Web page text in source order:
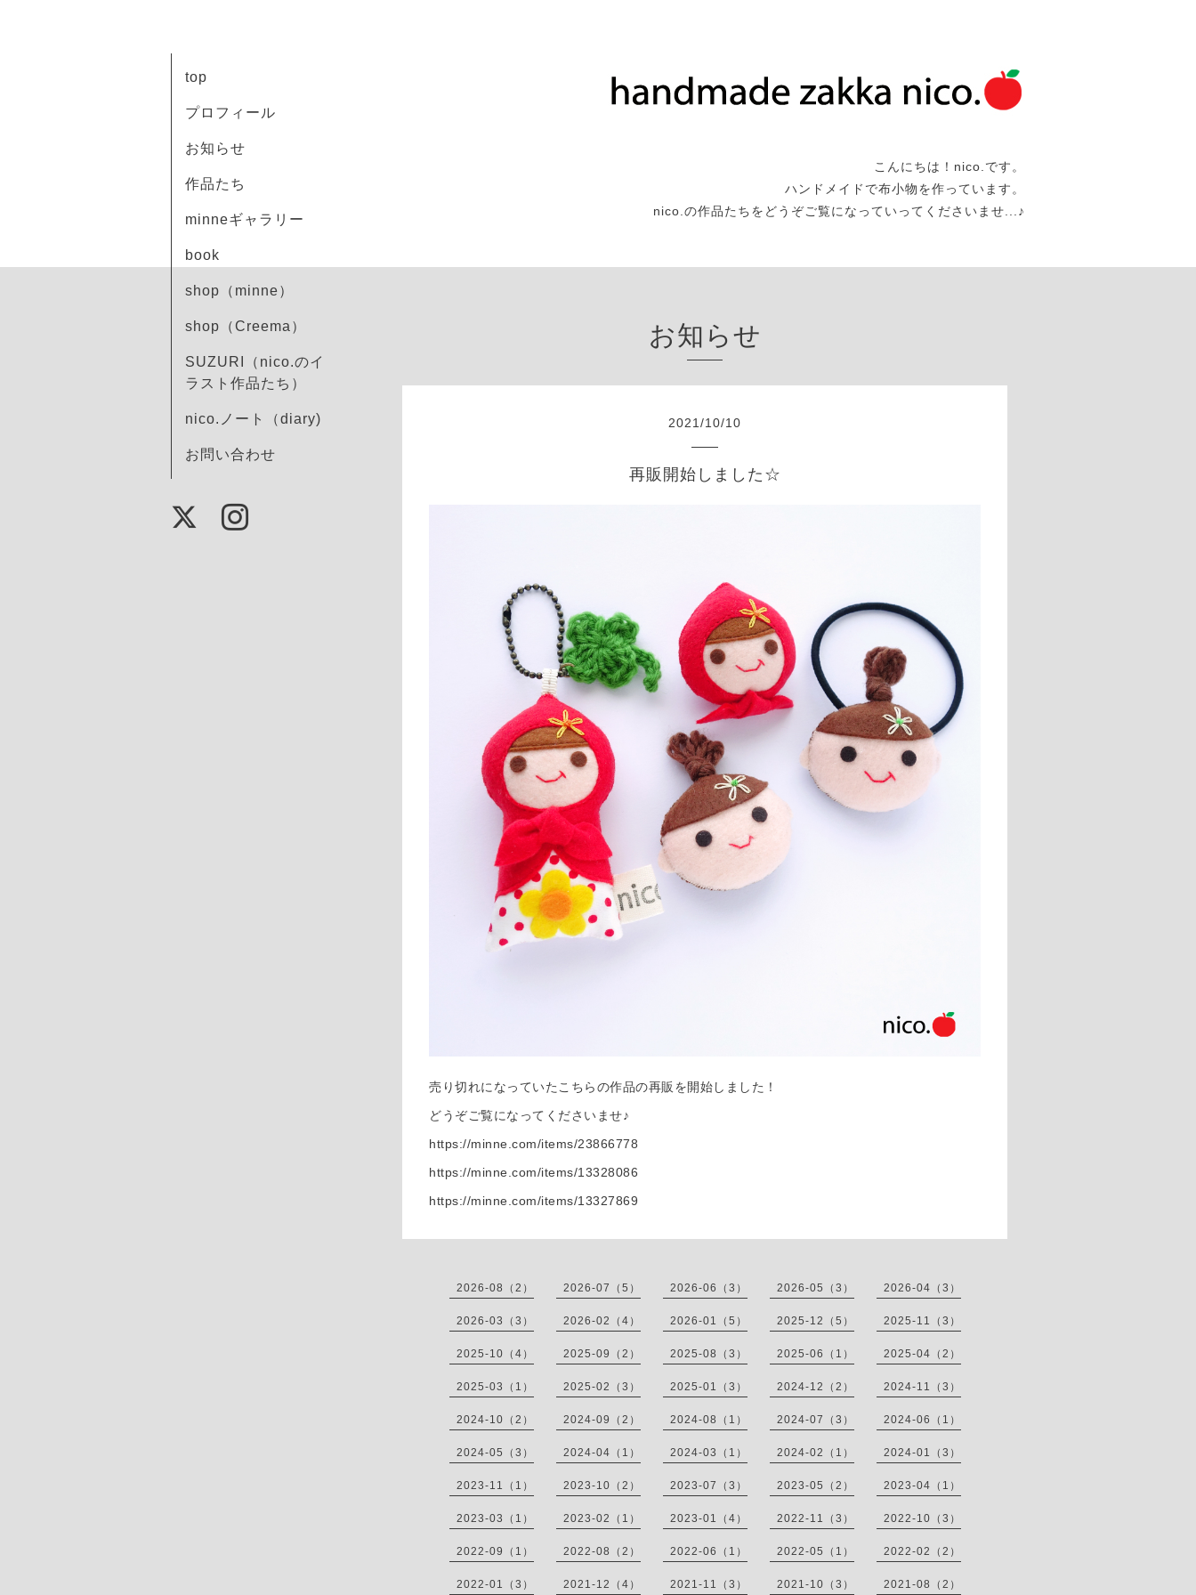
こんにちは！nico.です。
ハンドメイドで布小物を作っています。
nico.の作品たちをどうぞご覧になっていってくださいませ...♪
top
プロフィール
お知らせ
作品たち
minneギャラリー
book
shop（minne）
shop（Creema）
SUZURI（nico.のイ
ラスト作品たち）
nico.ノート（diary)
お問い合わせ
お知らせ
2021 /10/10
再販開始しました☆
売り切れになっていたこちらの作品の再販を開始しました！
どうぞご覧になってくださいませ♪
https://minne.com/items/23866778
https://minne.com/items/13328086
https://minne.com/items/13327869
2026-08（2） 2026-07（5） 2026-06（3） 2026-05（3） 2026-04（3）
2026-03（3） 2026-02（4） 2026-01（5） 2025-12（5） 2025-11（3）
2025-10（4） 2025-09（2） 2025-08（3） 2025-06（1） 2025-04（2）
2025-03（1） 2025-02（3） 2025-01（3） 2024-12（2） 2024-11（3）
2024-10（2） 2024-09（2） 2024-08（1） 2024-07（3） 2024-06（1）
2024-05（3） 2024-04（1） 2024-03（1） 2024-02（1） 2024-01（3）
2023-11（1） 2023-10（2） 2023-07（3） 2023-05（2） 2023-04（1）
2023-03（1） 2023-02（1） 2023-01（4） 2022-11（3） 2022-10（3）
2022-09（1） 2022-08（2） 2022-06（1） 2022-05（1） 2022-02（2）
2022-01（3） 2021-12（4） 2021-11（3） 2021-10（3） 2021-08（2）